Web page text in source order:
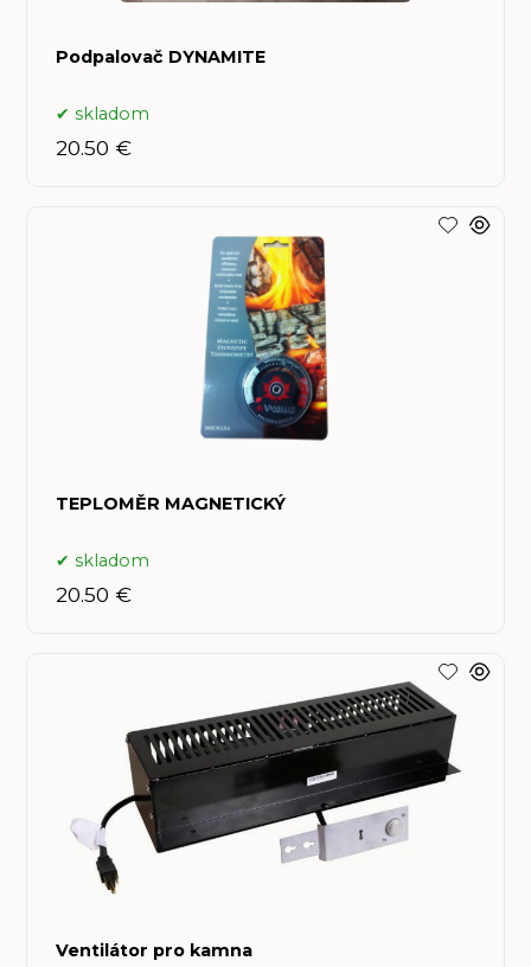
Podpalovač DYNAMITE
skladom
20.50 €
TEPLOMĚR MAGNETICKÝ
skladom
20.50 €
Ventilátor pro kamna